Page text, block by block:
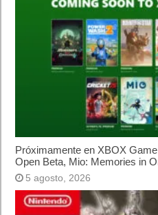
Próximamente en XBOX
Open Beta, Mio: Memories in
5 agosto, 2026